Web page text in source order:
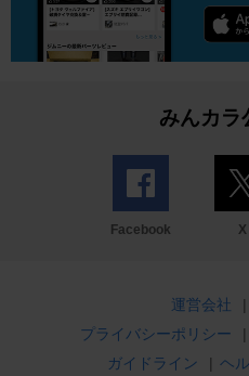
みんカラ
Facebook X
運営会社 |
プライバシーポリシー
|
ガイドライン
| ヘ